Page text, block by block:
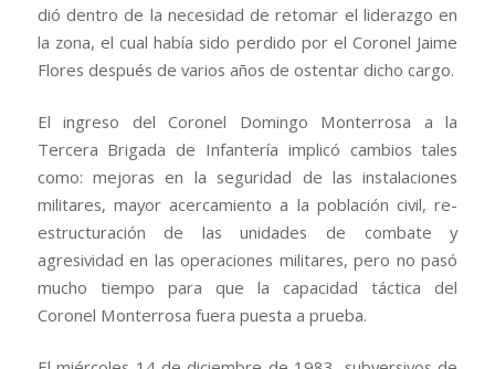
dió dentro de la necesidad de retomar el liderazgo en
la zona, el cual había sido perdido por el Coronel Jaime
Flores después de varios años de ostentar dicho cargo.
El ingreso del Coronel Domingo Monterrosa a la
Tercera Brigada de Infantería implicó cambios tales
como: mejoras en la seguridad de las instalaciones
militares, mayor acercamiento a la población civil, re-
estructuración de las unidades de combate y
agresividad en las operaciones militares, pero no pasó
mucho tiempo para que la capacidad táctica del
Coronel Monterrosa fuera puesta a prueba.